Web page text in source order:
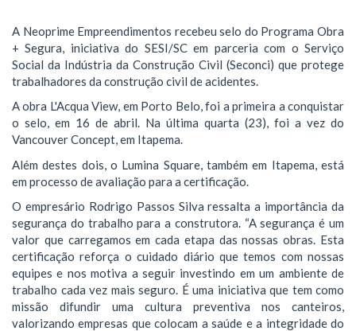
A Neoprime Empreendimentos recebeu selo do Programa Obra
+ Segura, iniciativa do SESI/SC em parceria com o Serviço
Social da Indústria da Construção Civil (Seconci) que protege
trabalhadores da construção civil de acidentes.
A obra L'Acqua View, em Porto Belo, foi a primeira a conquistar
o selo, em 16 de abril. Na última quarta (23), foi a vez do
Vancouver Concept, em Itapema.
Além destes dois, o Lumina Square, também em Itapema, está
em processo de avaliação para a certificação.
O empresário Rodrigo Passos Silva ressalta a importância da
segurança do trabalho para a construtora. “A segurança é um
valor que carregamos em cada etapa das nossas obras. Esta
certificação reforça o cuidado diário que temos com nossas
equipes e nos motiva a seguir investindo em um ambiente de
trabalho cada vez mais seguro. É uma iniciativa que tem como
missão difundir uma cultura preventiva nos canteiros,
valorizando empresas que colocam a saúde e a integridade do